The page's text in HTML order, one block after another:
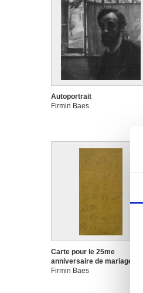
Autoportrait
Firmin Baes
Carte pour le 25me
anniversaire de mariage
Firmin Baes